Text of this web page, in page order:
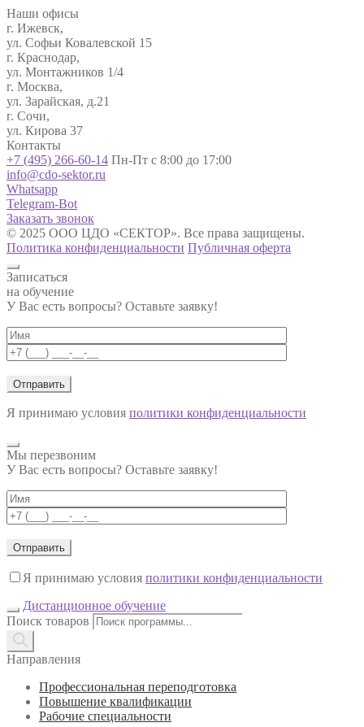
Наши офисы
г. Ижевск,
ул. Софьи Ковалевской 15
г. Краснодар,
ул. Монтажников 1/4
г. Москва,
ул. Зарайская, д.21
г. Сочи,
ул. Кирова 37
Контакты
+7 (495) 266-60-14 Пн-Пт с 8:00 до 17:00
info@cdo-sektor.ru
Whatsapp
Telegram-Bot
Заказать звонок
© 2025 ООО ЦДО «СЕКТОР». Все права защищены.
Политика конфиденциальности Публичная оферта
Записаться
на обучение
У Вас есть вопросы? Оставьте заявку!
Я принимаю условия политики конфиденциальности
Мы перезвоним
У Вас есть вопросы? Оставьте заявку!
Я принимаю условия политики конфиденциальности
Дистанционное обучение
Поиск товаров
Направления
Профессиональная переподготовка
Повышение квалификации
Рабочие специальности